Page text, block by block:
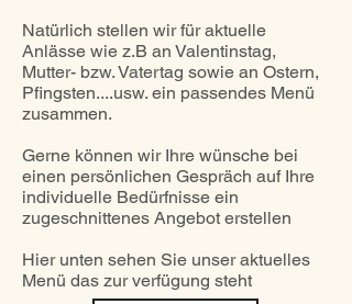
Natürlich stellen wir für aktuelle
Anlässe wie z.B an Valentinstag,
Mutter- bzw. Vatertag sowie an Ostern,
Pfingsten....usw. ein passendes Menü
zusammen.
Gerne können wir Ihre wünsche bei
einen persönlichen Gespräch auf Ihre
individuelle Bedürfnisse ein
zugeschnittenes Angebot erstellen
Hier unten sehen Sie unser aktuelles
Menü das zur verfügung steht